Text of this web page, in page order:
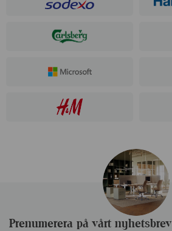
Prenumerera på vårt nyhetsbrev